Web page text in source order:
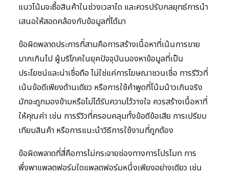
แนวโน้มจะซื้อสินค้าในช่วงเวลาใด และควรปรับกลยุทธ์การนำ
เสนอให้สอดคล้องกับข้อมูลที่ได้มา
ข้อผิดพลาดประการที่สามคือการสร้างเนื้อหาที่เน้นการขาย
มากเกินไป ผู้บริโภคในยุคปัจจุบันมองหาข้อมูลที่เป็น
ประโยชน์และน่าเชื่อถือ ไม่ใช่แค่การโฆษณาชวนเชื่อ การรีวิวที่
เน้นข้อดีเพียงด้านเดียว หรือการใช้คำพูดที่โน้มน้าวเกินจริง
มักจะถูกมองข้ามหรือไม่ได้รับความไว้วางใจ ควรสร้างเนื้อหาที่
ให้คุณค่า เช่น การรีวิวที่ครอบคลุมทั้งข้อดีข้อเสีย การเปรียบ
เทียบสินค้า หรือการแนะนำวิธีการใช้งานที่ถูกต้อง
ข้อผิดพลาดที่สี่คือการไม่กระจายช่องทางการโปรโมท การ
พึ่งพาแพลตฟอร์มใดแพลตฟอร์มหนึ่งเพียงอย่างเดียว เช่น